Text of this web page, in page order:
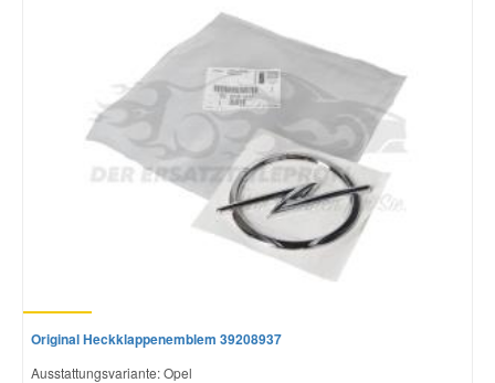
Original Heckklappenemblem 39208937
Ausstattungsvariante: Opel